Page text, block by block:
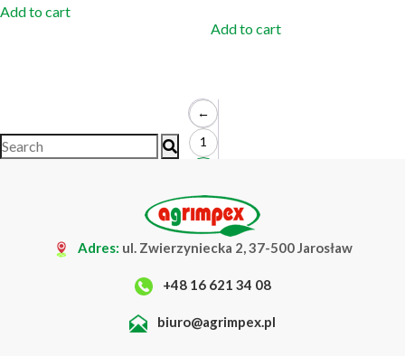
Add to cart
Add to cart
←
1
3
→
Adres: ul. Zwierzyniecka 2, 37-500 Jarosław
+48 16 621 34 08
biuro@agrimpex.pl